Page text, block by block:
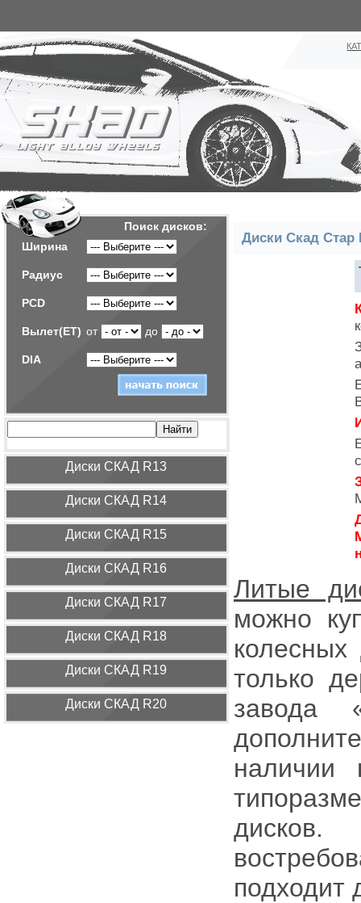
Поиск дисков:
Ширина
Радиус
PCD
Вылет(ET) от до
DIA
Диcки СКАД R13
Диcки СКАД R14
Диcки СКАД R15
Диcки СКАД R16
Диcки СКАД R17
Диcки СКАД R18
Диcки СКАД R19
Диcки СКАД R20
Диски Скад Стар
Литые
можно
только
завода
наличии
подходит